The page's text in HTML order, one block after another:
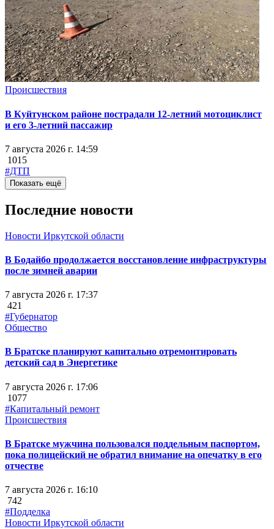
Происшествия
В Куйтунском районе пострадали 12-летний мотоциклист
и его 3-летний пассажир
7 августа 2026 г. 14:59
1015
#ДТП
Показать ещё
Последние новости
Новости Иркутской области
В Бодайбо продолжается восстановление инфраструктуры
после зимней аварии
7 августа 2026 г. 17:37
421
#Губернатор
Общество
В Братске планируют капитально отремонтировать
детский сад в Энергетике
7 августа 2026 г. 17:06
1077
#Капитальный ремонт
Происшествия
В Братске мужчина пользовался поддельным паспортом,
пока полицейский не обратил внимание на опечатку в его
отчестве
7 августа 2026 г. 16:10
742
#Подделка
Новости Иркутской области